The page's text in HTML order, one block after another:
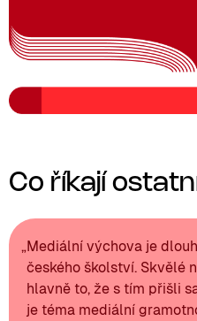
Co říkají
„Mediální výchova je
českého školství. Skvělé
hlavně to, že s tím přišli
je téma mediální